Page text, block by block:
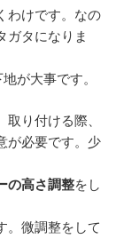
わけです。なの
ガタになりま
が大事です。
取り付ける際、
が必要です。少
の高さ調整をし
。微調整をして